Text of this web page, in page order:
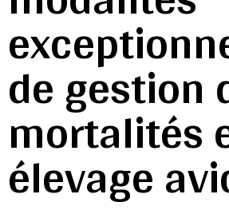
de gestion
mortalités
élevage